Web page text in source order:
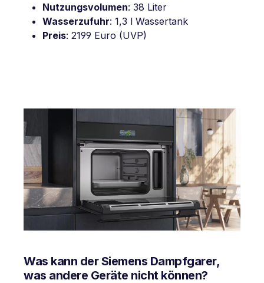
Nutzungsvolumen: 38 Liter
Wasserzufuhr: 1,3 l Wassertank
Preis: 2199 Euro (UVP)
Was kann der Siemens Dampfgarer,
was andere Geräte nicht können?